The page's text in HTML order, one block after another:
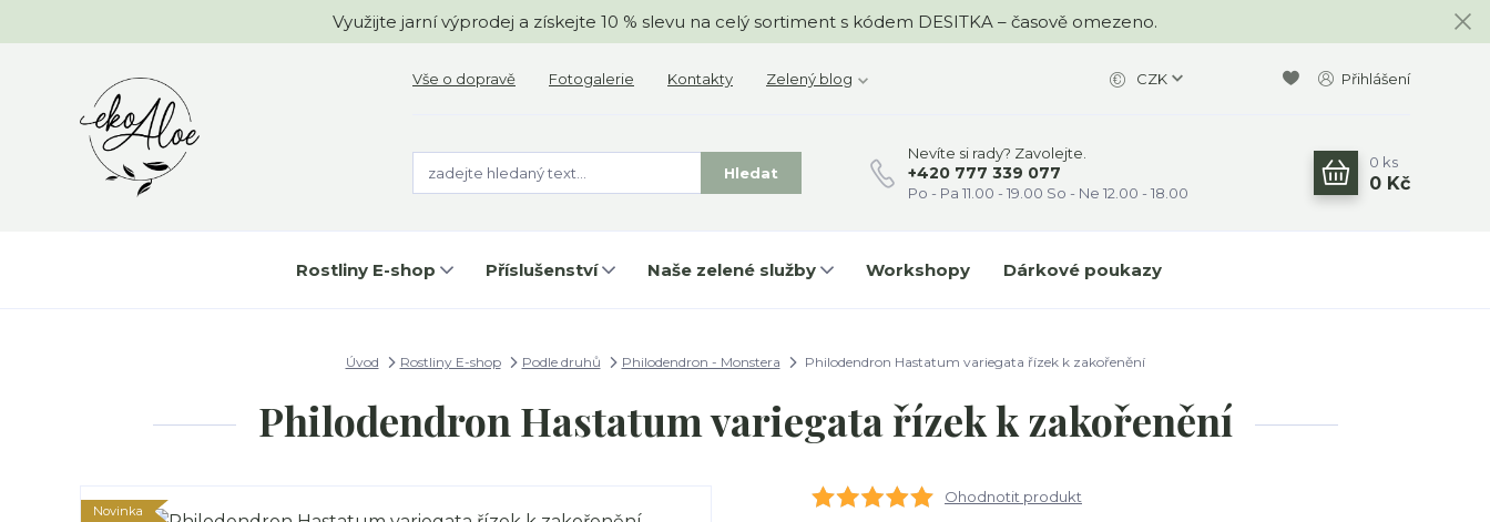
Využijte jarní výprodej a získejte 10 % slevu na celý sortiment s kódem DESITKA – časově omezeno.
Vše o dopravě Fotogalerie Kontakty Zelený blog CZK Přihlášení
Hledat
Nevíte si rady? Zavolejte.
+420 777 339 077
Po - Pa 11.00 - 19.00 So - Ne 12.00 - 18.00
0 ks
0 Kč
Rostliny E-shop Příslušenství Naše zelené služby Workshopy Dárkové poukazy
Úvod Rostliny E-shop Podle druhů Philodendron - Monstera Philodendron Hastatum variegata řízek k zakořenění
Philodendron Hastatum variegata řízek k zakořenění
Novinka
Ohodnotit produkt